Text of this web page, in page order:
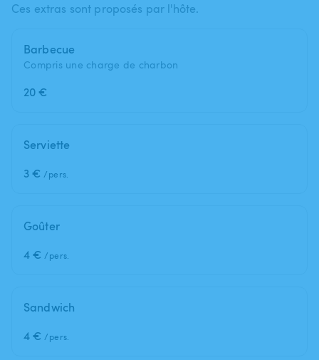
Ces extras sont proposés par l'hôte.
Barbecue
Compris une charge de charbon
20 €
Serviette
3 € /pers.
Goûter
4 € /pers.
Sandwich
4 € /pers.